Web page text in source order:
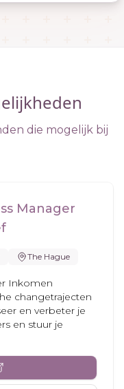
die mogelijk bij
Manager
The Hague
Inkomen
changetrajecten
en verbeter je
en stuur je